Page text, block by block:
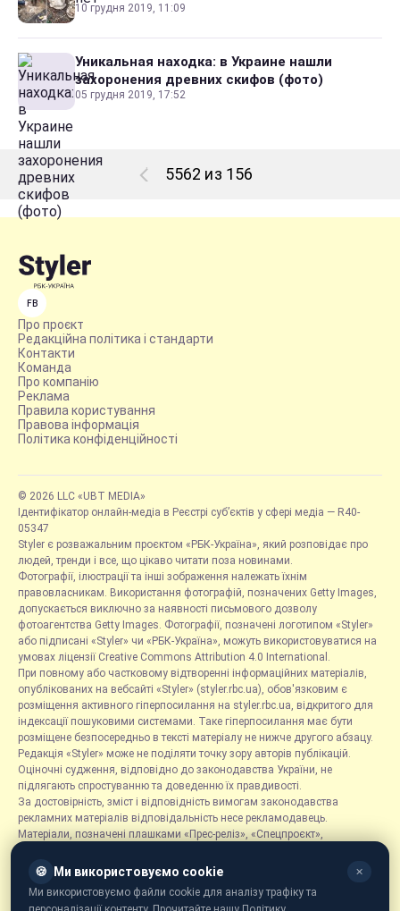
10 грудня 2019, 11:09
Уникальная находка: в Украине нашли
захоронения древних скифов (фото)
05 грудня 2019, 17:52
5562 из 156
FB
Про проєкт
Редакційна політика і стандарти
Контакти
Команда
Про компанію
Реклама
Правила користування
Правова інформація
Політика конфіденційності
© 2026 LLC «UBT MEDIA»
Ідентифікатор онлайн-медіа в Реєстрі суб’єктів у сфері медіа — R40-
05347
Styler є розважальним проєктом «РБК-Україна», який розповідає про
людей, тренди і все, що цікаво читати поза новинами.
Фотографії, ілюстрації та інші зображення належать їхнім
правовласникам. Використання фотографій, позначених Getty Images,
допускається виключно за наявності письмового дозволу
фотоагентства Getty Images. Фотографії, позначені логотипом «Styler»
або підписані «Styler» чи «РБК-Україна», можуть використовуватися на
умовах ліцензії Creative Commons Attribution 4.0 International.
При повному або частковому відтворенні інформаційних матеріалів,
опублікованих на вебсайті «Styler» (styler.rbc.ua), обов'язковим є
розміщення активного гіперпосилання на styler.rbc.ua, відкритого для
індексації пошуковими системами. Таке гіперпосилання має бути
розміщене безпосередньо в тексті матеріалу не нижче другого абзацу.
Редакція «Styler» може не поділяти точку зору авторів публікацій.
Оціночні судження, відповідно до законодавства України, не
підлягають спростуванню та доведенню їх правдивості.
За достовірність, зміст і відповідність вимогам законодавства
рекламних матеріалів відповідальність несе рекламодавець.
Матеріали, позначені плашками «Прес-реліз», «Спецпроєкт»,
розміщуються на правах реклами.
Рубрика «Новини компаній» є інформаційним форматом, що містить
новини, повідомлення та оголошення, пов'язані з діяльністю
🍪 Ми використовуємо cookie ✕
Ми використовуємо файли cookie для аналізу трафіку та